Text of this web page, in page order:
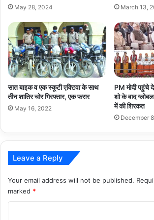
May 28, 2024 March 13,
सात बाइक व एक स्कूटी एक्टिवा के साथ
तीन शातिर चोर गिरफ्तार, एक फरार
May 16, 2022
PM मोदी पहुंचे
शो के बाद
में की शिरकत
December
Leave a Reply
Your email address will not be published.
marked *